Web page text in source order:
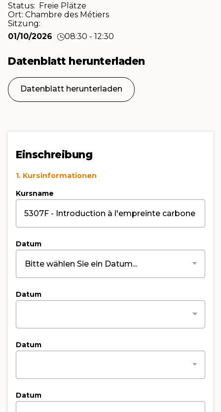
Status: Freie Plätze
Ort: Chambre des Métiers
Sitzung:
01/10/2026
08:30 - 12:30
Datenblatt herunterladen
Datenblatt herunterladen
Einschreibung
1. Kursinformationen
Kursname
Datum
Datum
Datum
Datum